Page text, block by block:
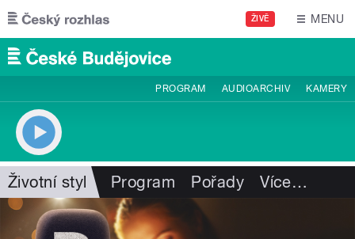
Přejít k hlavnímu obsahu
ŽIVĚ MENU
PROGRAM AUDIOARCHIV KAMERY
Životní styl Program Pořady Více…